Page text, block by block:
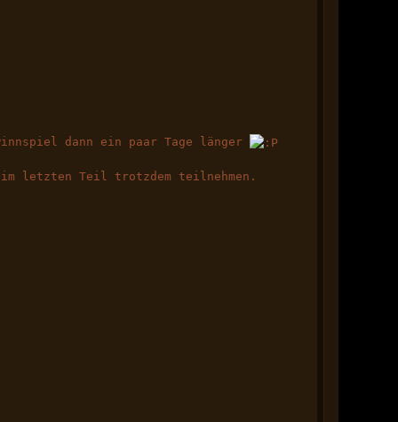
dann ein paar Tage länger
letzten Teil trotzdem teilnehmen.